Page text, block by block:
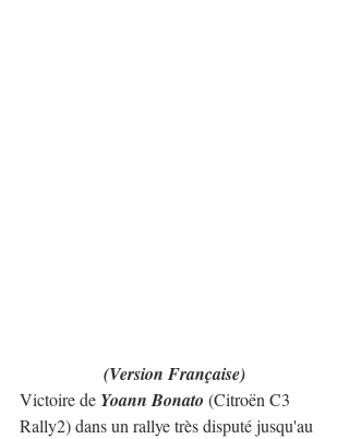
(Version Française)
Victoire de Yoann Bonato (Citroën C3
Rally2) dans un rallye très disputé jusqu'au